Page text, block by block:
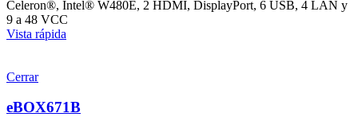
Celeron®, Intel® W480E, 2 HDMI, DisplayPort, 6 USB, 4 LAN y
9 a 48 VCC
Vista rápida
Cerrar
eBOX671B